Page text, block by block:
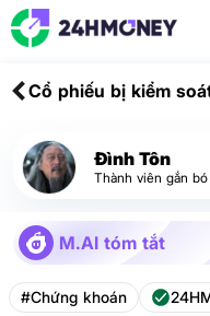
Cổ phiếu bị kiểm
sao?
Đình Tôn
Thành viên gắn bó
M.AI tóm tắt
#Chứng khoán